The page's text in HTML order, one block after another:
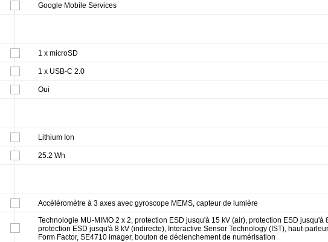
Google Mobile Services
1 x microSD
1 x USB-C 2.0
Oui
Lithium Ion
25.2 Wh
Accéléromètre à 3 axes avec gyroscope MEMS, capteur de lumière
Technologie MU-MIMO 2 x 2, protection ESD jusqu'à 15 kV (air), protection ESD jusqu'à
protection ESD jusqu'à 8 kV (indirecte), Interactive Sensor Technology (IST), haut-
Form Factor, SE4710 imager, bouton de déclenchement de numérisation